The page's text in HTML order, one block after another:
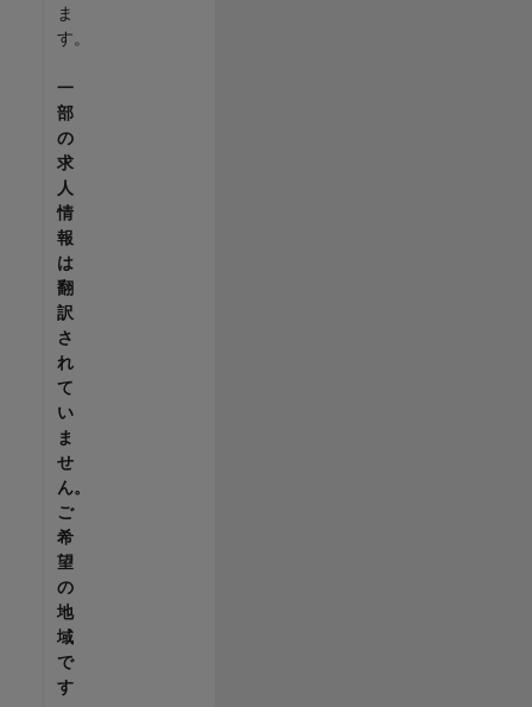
ま
す。
一
部
の
求
人
情
報
は
翻
訳
さ
れ
て
い
ま
せ
ん。
ご
希
望
の
地
域
で
す